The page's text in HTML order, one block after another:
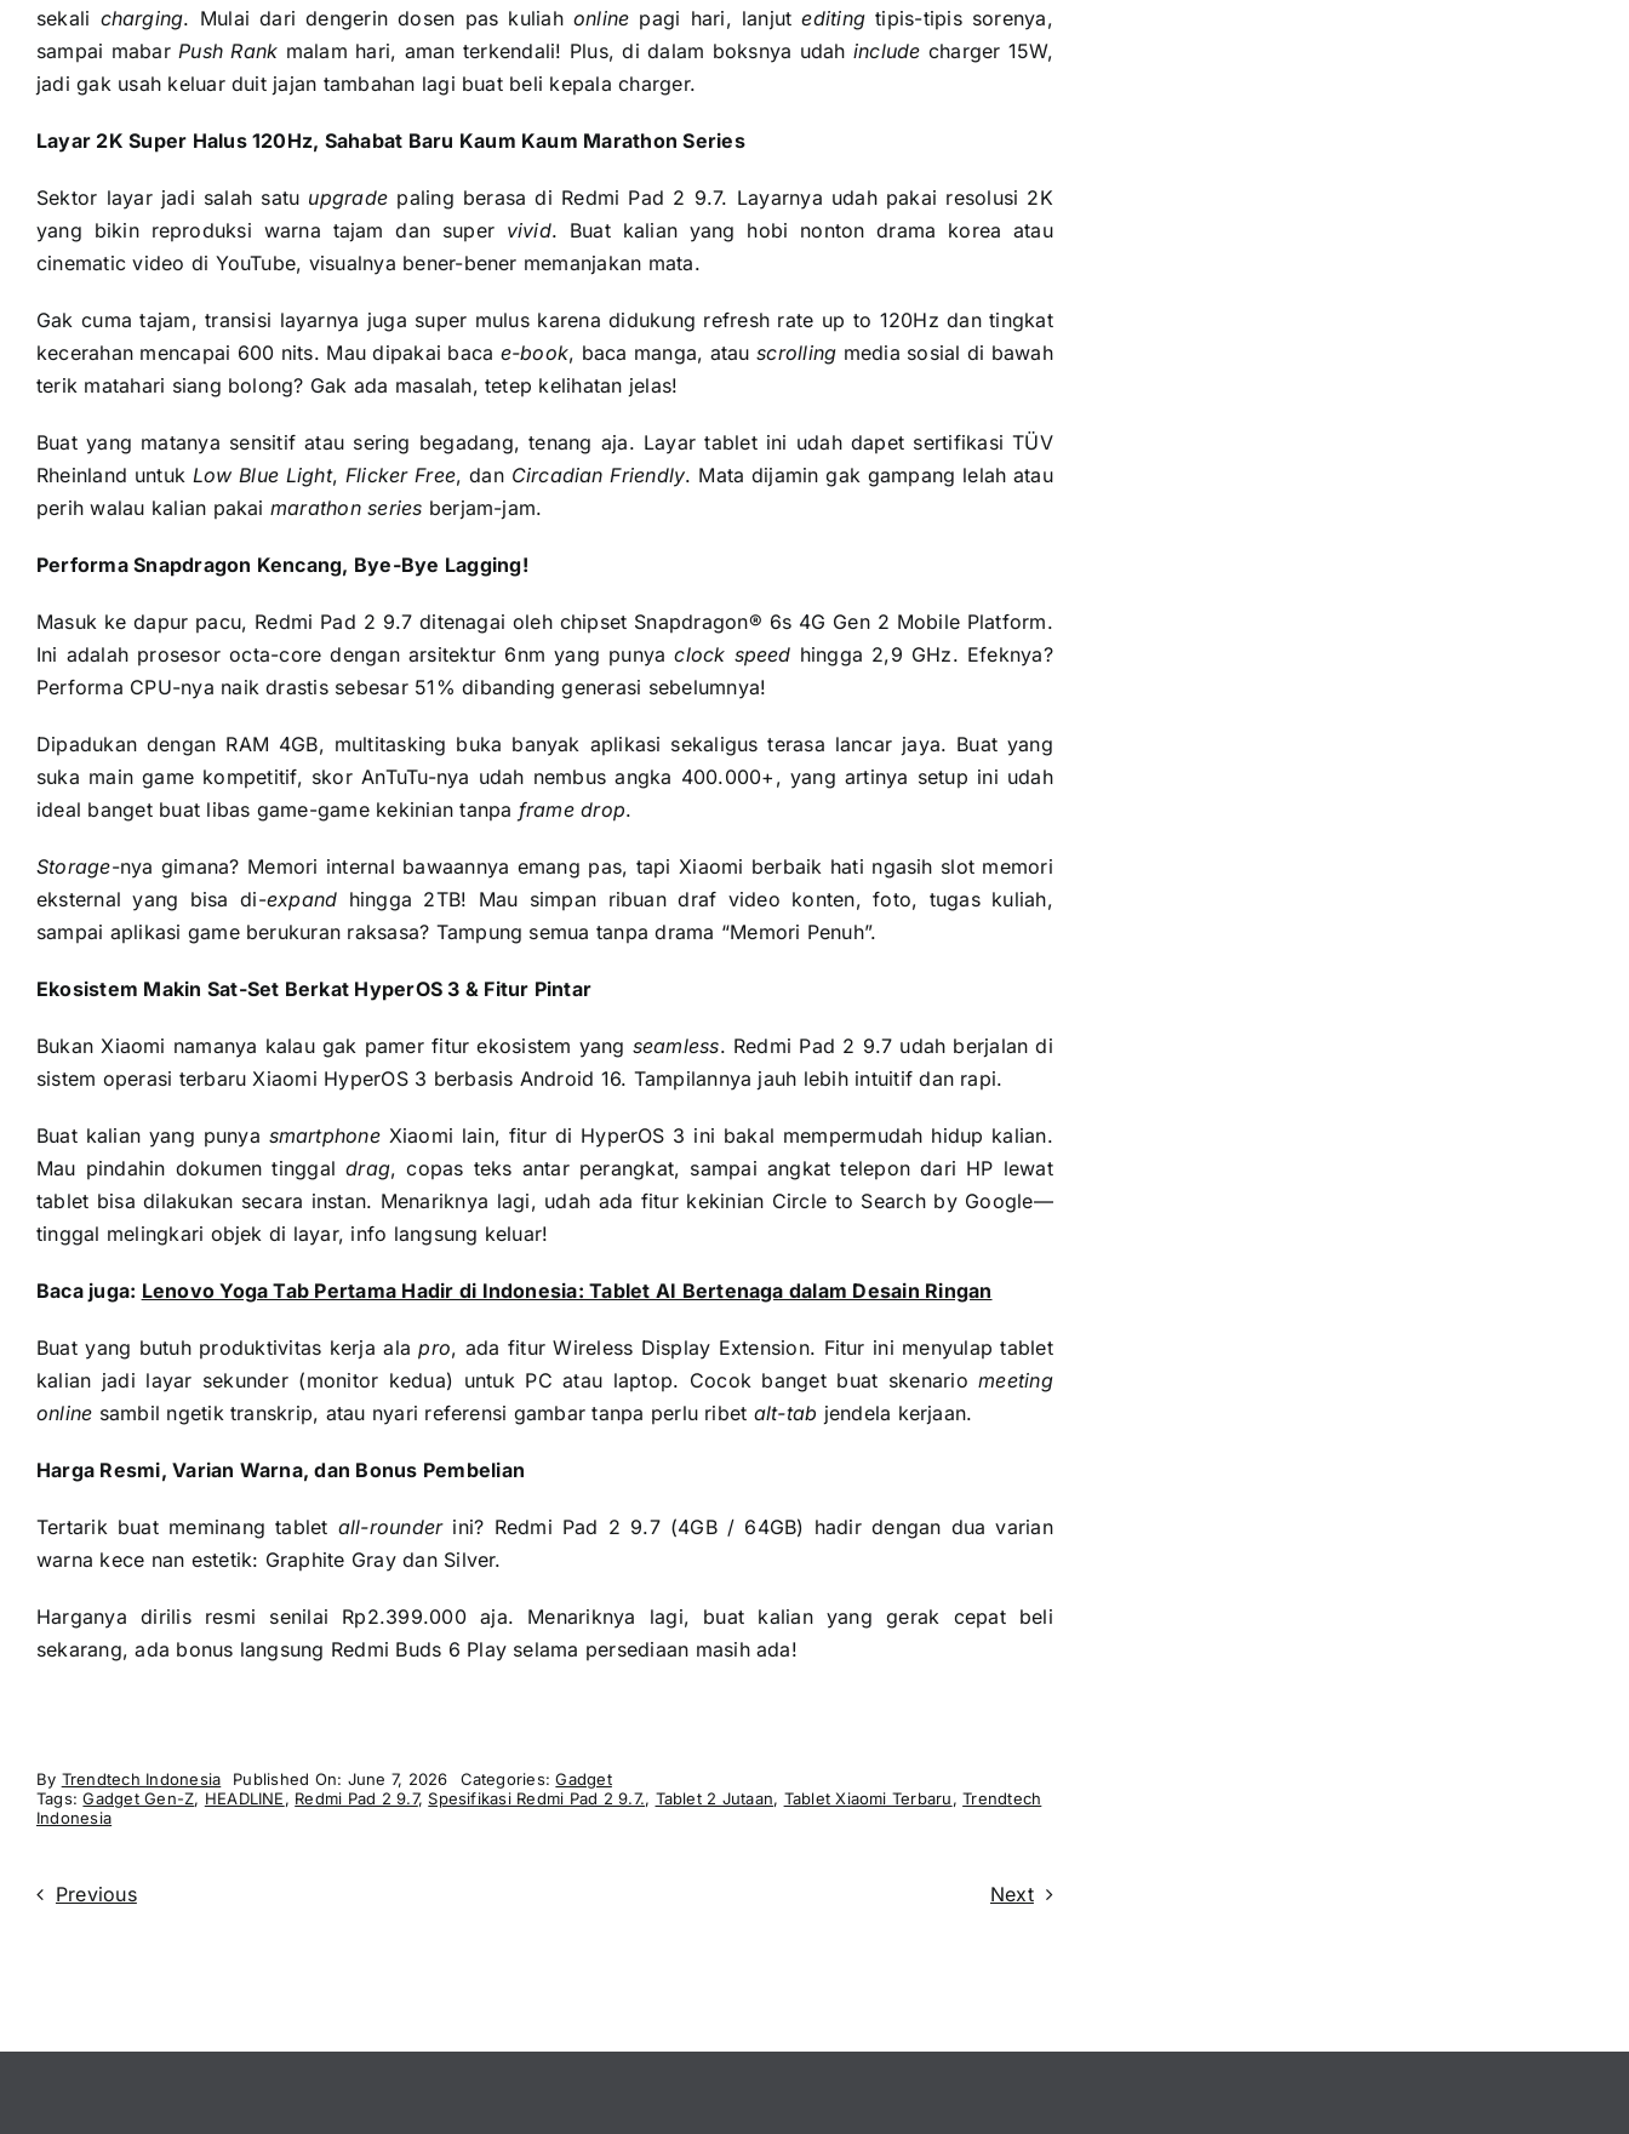
sekali charging. Mulai dari dengerin dosen pas kuliah online pagi hari, lanjutediting tipis-tipis sorenya,
sampai mabarPush Rank malam hari, aman terkendali! Plus, di dalam boksnya udah include charger 15W,
jadi gak usah keluar duit jajan tambahan lagi buat beli kepala charger.
Layar 2K Super Halus 120Hz, Sahabat Baru Kaum Kaum Marathon Series
Sektor layar jadi salah satu upgrade paling berasa di Redmi Pad 2 9.7. Layarnya udah pakai resolusi 2K
yang bikin reproduksi warna tajam dan super vivid. Buat kalian yang hobi nonton drama korea atau
cinematic video di YouTube, visualnya bener-bener memanjakan mata.
Gak cuma tajam, transisi layarnya juga super mulus karena didukung refresh rate up to 120Hz dan tingkat
kecerahan mencapai 600 nits. Mau dipakai baca e-book, baca manga, atauscrolling media sosial di bawah
terik matahari siang bolong? Gak ada masalah, tetep kelihatan jelas!
Buat yang matanya sensitif atau sering begadang, tenang aja. Layar tablet ini udah dapet sertifikasi TÜV
Rheinland untuk Low Blue Light, Flicker Free, dan Circadian Friendly. Mata dijamin gak gampang lelah atau
perih walau kalian pakai marathon series berjam-jam.
Performa Snapdragon Kencang, Bye-Bye Lagging!
Masuk ke dapur pacu, Redmi Pad 2 9.7 ditenagai oleh chipset Snapdragon® 6s 4G Gen 2 Mobile Platform.
Ini adalah prosesor octa-core dengan arsitektur 6nm yang punyaclock speed hingga 2,9 GHz. Efeknya?
Performa CPU-nya naik drastis sebesar 51% dibanding generasi sebelumnya!
Dipadukan dengan RAM 4GB, multitasking buka banyak aplikasi sekaligus terasa lancar jaya. Buat yang
suka main game kompetitif, skor AnTuTu-nya udah nembus angka 400.000+, yang artinya setup ini udah
ideal banget buat libas game-game kekinian tanpa frame drop.
Storage-nya gimana? Memori internal bawaannya emang pas, tapi Xiaomi berbaik hati ngasih slot memori
eksternal yang bisa di-expand hingga 2TB! Mau simpan ribuan draf video konten, foto, tugas kuliah,
sampai aplikasi game berukuran raksasa? Tampung semua tanpa drama “Memori Penuh”.
Ekosistem Makin Sat-Set Berkat HyperOS 3 & Fitur Pintar
Bukan Xiaomi namanya kalau gak pamer fitur ekosistem yang seamless. Redmi Pad 2 9.7 udah berjalan di
sistem operasi terbaru Xiaomi HyperOS 3 berbasis Android 16. Tampilannya jauh lebih intuitif dan rapi.
Buat kalian yang punya smartphoneXiaomi lain, fitur di HyperOS 3 ini bakal mempermudah hidup kalian.
Mau pindahin dokumen tinggaldrag, copas teks antar perangkat, sampai angkat telepon dari HP lewat
tablet bisa dilakukan secara instan. Menariknya lagi, udah ada fitur kekinian Circle to Search by Google—
tinggal melingkari objek di layar, info langsung keluar!
Baca juga: Lenovo Yoga Tab Pertama Hadir di Indonesia: Tablet AI Bertenaga dalam Desain Ringan
Buat yang butuh produktivitas kerja alapro, ada fitur Wireless Display Extension. Fitur ini menyulap tablet
kalian jadi layar sekunder (monitor kedua) untuk PC atau laptop. Cocok banget buat skenariomeeting
online sambil ngetik transkrip, atau nyari referensi gambar tanpa perlu ribet alt-tab jendela kerjaan.
Harga Resmi, Varian Warna, dan Bonus Pembelian
Tertarik buat meminang tablet all-rounderini? Redmi Pad 2 9.7 (4GB / 64GB) hadir dengan dua varian
warna kece nan estetik: Graphite Gray dan Silver.
Harganya dirilis resmi senilai Rp2.399.000 aja. Menariknya lagi, buat kalian yang gerak cepat beli
sekarang, ada bonus langsung Redmi Buds 6 Play selama persediaan masih ada!
By Trendtech Indonesia Published On: June 7, 2026 Categories:Gadget
Tags:Gadget Gen-Z, HEADLINE, Redmi Pad 2 9.7,Spesifikasi Redmi Pad 2 9.7., Tablet 2 Jutaan, Tablet Xiaomi Terbaru,Trendtech
Indonesia
Previous Next